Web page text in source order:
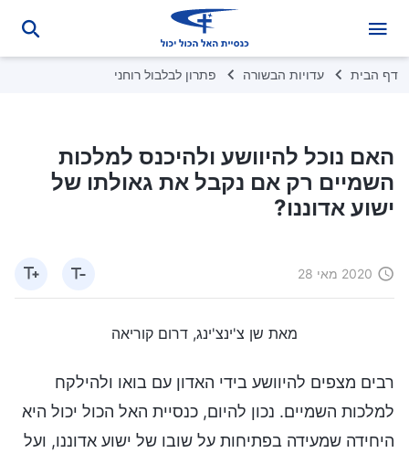
דף הבית עדויות הבשורה פתרון לבלבול רוחני
האם נוכל להיוושע ולהיכנס למלכות
השמיים רק אם נקבל את גאולתו של
ישוע אדוננו?
2020 מאי 28
מאת שן צ'ינצ'ינג, דרום קוריאה
רבים מצפים להיוושע בידי האדון עם בואו ולהילקח
למלכות השמיים. נכון להיום, כנסיית האל הכול יכול היא
היחידה שמעידה בפתיחות על שובו של ישוע אדוננו, ועל